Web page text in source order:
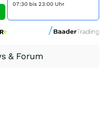
07:30 bis 23:00 Uhr
& Forum